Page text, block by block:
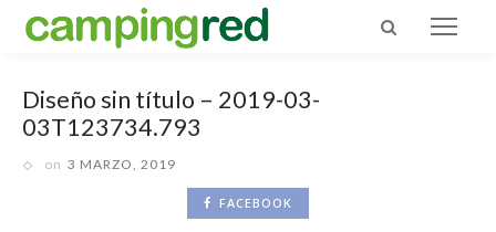
Diseño sin título – 2019-03-
03T123734.793
on 3 MARZO, 2019
FACEBOOK